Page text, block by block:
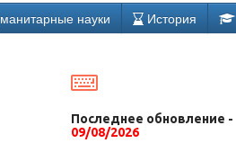
науки История
Последнее обновление -
09/08/2026